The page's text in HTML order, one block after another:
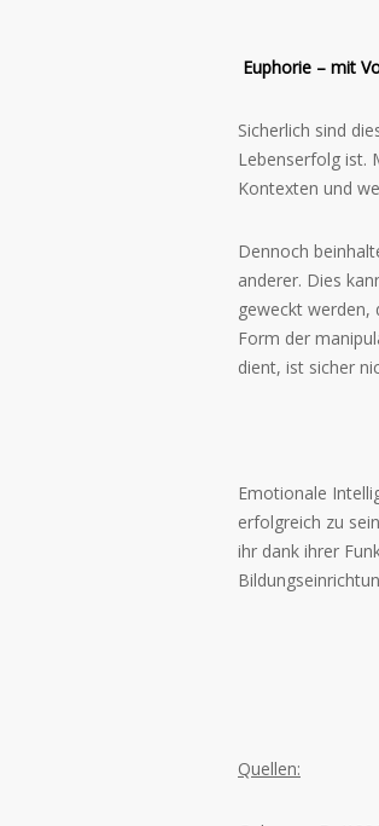
Euphorie – mit
Sicherlich sind
Lebenserfolg ist.
Kontexten und
Dennoch
anderer. Dies
geweckt
Form der
dient, ist sicher
Emotionale
erfolgreich zu
ihr dank ihrer
Quellen: